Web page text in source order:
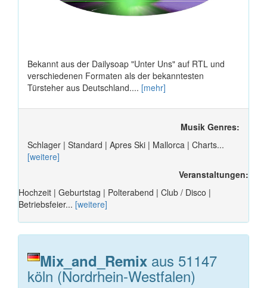
Bekannt aus der Dailysoap "Unter Uns" auf RTL und
verschiedenen Formaten als der bekanntesten
Türsteher aus Deutschland.... [mehr]
Musik Genres:
Schlager | Standard | Apres Ski | Mallorca | Charts...
[weitere]
Veranstaltungen:
Hochzeit | Geburtstag | Polterabend | Club / Disco |
Betriebsfeier... [weitere]
Mix_and_Remix aus 51147
köln (Nordrhein-Westfalen)